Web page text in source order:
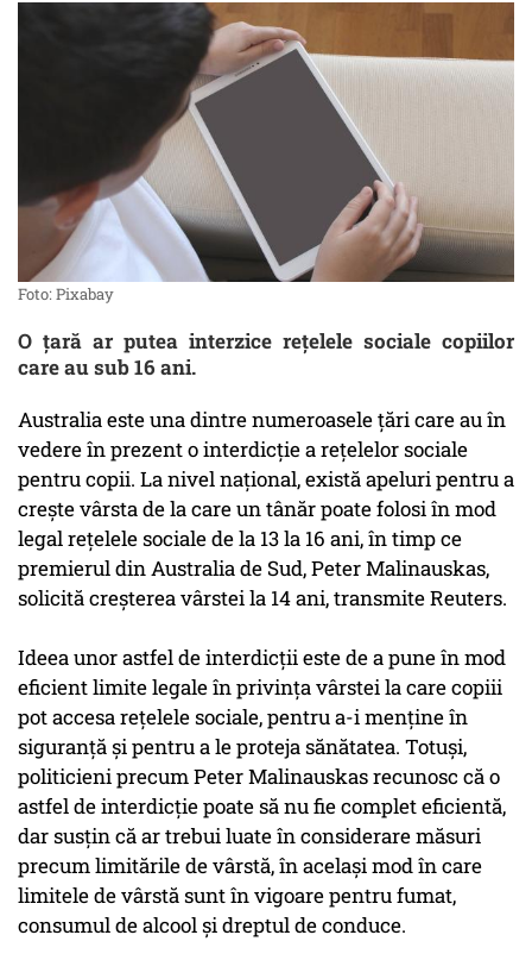
Foto: Pixabay
O țară ar putea interzice rețelele sociale copiilor
care au sub 16 ani.
Australia este una dintre numeroasele țări care au în
vedere în prezent o interdicție a rețelelor sociale
pentru copii. La nivel național, există apeluri pentru a
crește vârsta de la care un tânăr poate folosi în mod
legal rețelele sociale de la 13 la 16 ani, în timp ce
premierul din Australia de Sud, Peter Malinauskas,
solicită creșterea vârstei la 14 ani, transmite Reuters.
Ideea unor astfel de interdicții este de a pune în mod
eficient limite legale în privința vârstei la care copiii
pot accesa rețelele sociale, pentru a-i menține în
siguranță și pentru a le proteja sănătatea. Totuși,
politicieni precum Peter Malinauskas recunosc că o
astfel de interdicție poate să nu fie complet eficientă,
dar susțin că ar trebui luate în considerare măsuri
precum limitările de vârstă, în același mod în care
limitele de vârstă sunt în vigoare pentru fumat,
consumul de alcool și dreptul de conduce.